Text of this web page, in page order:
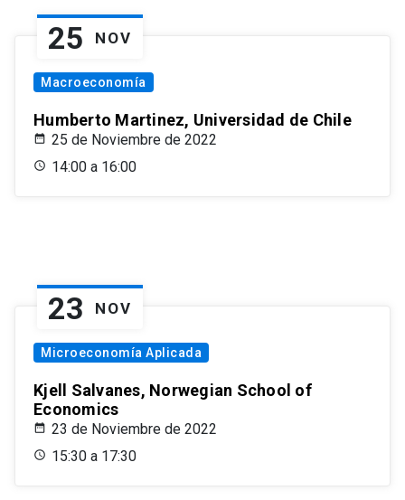
25 NOV
Macroeconomía
Humberto Martinez, Universidad de Chile
25 de Noviembre de 2022
14:00 a 16:00
23 NOV
Microeconomía Aplicada
Kjell Salvanes, Norwegian School of
Economics
23 de Noviembre de 2022
15:30 a 17:30